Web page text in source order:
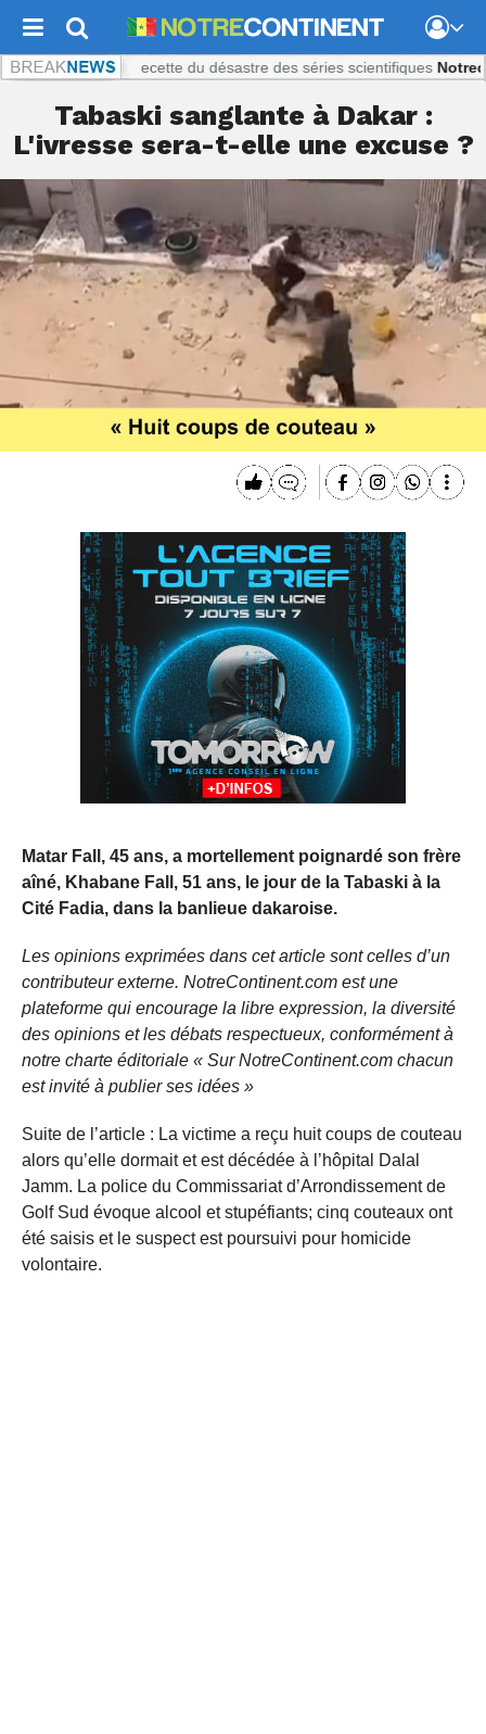
: La recette du désastre des séries scientifiques
Tabaski sanglante à Dakar :
L'ivresse sera-t-elle une excuse ?
Matar Fall, 45 ans, a mortellement poignardé son frère
aîné, Khabane Fall, 51 ans, le jour de la Tabaski à la
Cité Fadia, dans la banlieue dakaroise.
Les opinions exprimées dans cet article sont celles d’un
contributeur externe. NotreContinent.com est une
plateforme qui encourage la libre expression, la diversité
des opinions et les débats respectueux, conformément à
notre charte éditoriale « Sur NotreContinent.com chacun
est invité à publier ses idées »
Suite de l’article : La victime a reçu huit coups de couteau
alors qu’elle dormait et est décédée à l’hôpital Dalal
Jamm. La police du Commissariat d’Arrondissement de
Golf Sud évoque alcool et stupéfiants; cinq couteaux ont
été saisis et le suspect est poursuivi pour homicide
volontaire.